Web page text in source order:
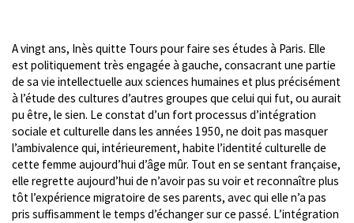
A vingt ans, Inès quitte Tours pour faire ses études à Paris. Elle
est politiquement très engagée à gauche, consacrant une partie
de sa vie intellectuelle aux sciences humaines et plus précisément
à l’étude des cultures d’autres groupes que celui qui fut, ou aurait
pu être, le sien. Le constat d’un fort processus d’intégration
sociale et culturelle dans les années 1950, ne doit pas masquer
l’ambivalence qui, intérieurement, habite l’identité culturelle de
cette femme aujourd’hui d’âge mûr. Tout en se sentant française,
elle regrette aujourd’hui de n’avoir pas su voir et reconnaître plus
tôt l’expérience migratoire de ses parents, avec qui elle n’a pas
pris suffisamment le temps d’échanger sur ce passé. L’intégration